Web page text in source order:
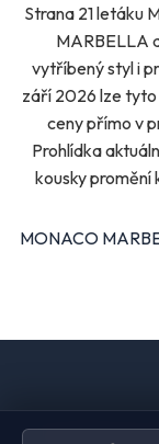
Strana 21 letáku
MARBELLA
vytříbený styl i
září 2026 lze
ceny přímo v
Prohlídka
kousky promění
MONACO
DomůOchrana
Lékárny
Ostatní